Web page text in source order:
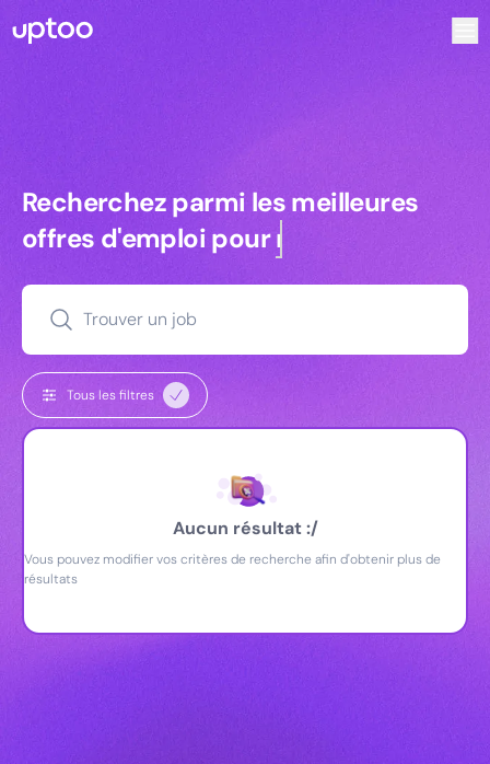
Recherchez parmi les meilleures
Recherchez parmi les meilleures
offres d'emploi pourcommerciaux
Trouver un job
Tous les filtres
Aucun résultat :/
Vous pouvez modifier vos critères de recherche afin d'obtenir plus de
résultats